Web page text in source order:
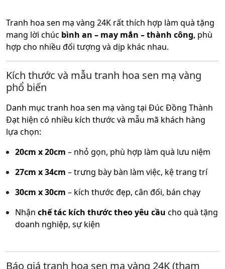
Tranh hoa sen mạ vàng 24K rất thích hợp làm quà tặng
mang lời chúc bình an – may mắn – thành công, phù
hợp cho nhiều đối tượng và dịp khác nhau.
Kích thước và mẫu tranh hoa sen mạ vàng
phổ biến
Danh mục tranh hoa sen mạ vàng tại Đúc Đồng Thành
Đạt hiện có nhiều kích thước và mẫu mã khách hàng
lựa chọn:
20cm x 20cm – nhỏ gọn, phù hợp làm quà lưu niệm
27cm x 34cm – trưng bày bàn làm việc, kệ trang trí
30cm x 30cm – kích thước đẹp, cân đối, bán chạy
Nhận chế tác kích thước theo yêu cầu cho quà tặng
doanh nghiệp, sự kiện
Báo giá tranh hoa sen mạ vàng 24K (tham